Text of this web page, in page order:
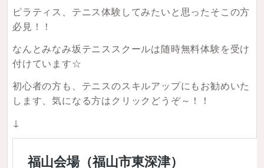
ピラティス、テニス体験してみたいと思ったそこの方
必見！！
なんとみなみ坂テニススクールは随時無料体験を受け
付けています☆
初心者の方も、テニスのスキルアップにもお勧めいた
します、気になる方はクリックどうぞ～！！
↓